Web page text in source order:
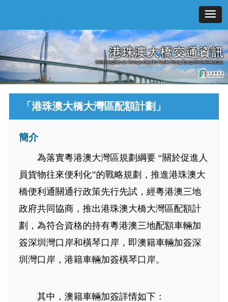
「港珠澳大橋大灣區配額計劃」
簡介
為落實粵港澳大灣區規劃綱要 “關於促進人
員貨物往來便利化”的戰略規劃，推進港珠澳大
橋便利通關通行政策先行先試，經粵港澳三地
政府共同協商，推出港珠澳大橋大灣區配額計
劃，為符合資格的持有粵港澳三地配額車輛加
簽深圳灣口岸和橫琴口岸，即澳籍車輛加簽深
圳灣口岸，港籍車輛加簽橫琴口岸。
其中，澳籍車輛加簽詳情如下：